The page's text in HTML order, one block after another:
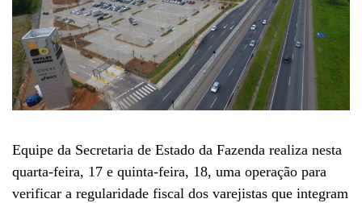
Equipe da Secretaria de Estado da Fazenda realiza nesta
quarta-feira, 17 e quinta-feira, 18, uma operação para
verificar a regularidade fiscal dos varejistas que integram